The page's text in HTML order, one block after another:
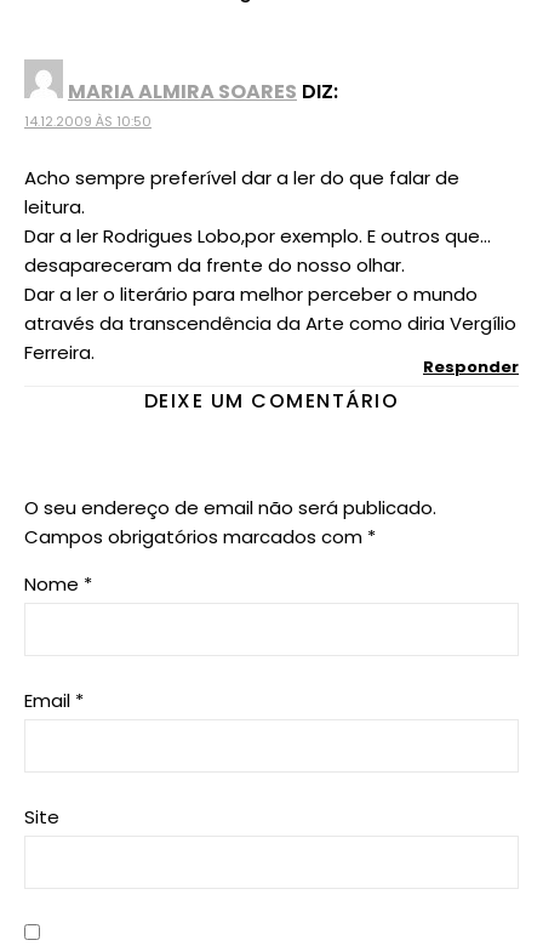
MARIA ALMIRA SOARES DIZ:
14.12.2009 ÀS 10:50
Acho sempre preferível dar a ler do que falar de
leitura.
Dar a ler Rodrigues Lobo,por exemplo. E outros que…
desapareceram da frente do nosso olhar.
Dar a ler o literário para melhor perceber o mundo
através da transcendência da Arte como diria Vergílio
Ferreira.
Responder
DEIXE UM COMENTÁRIO
O seu endereço de email não será publicado.
Campos obrigatórios marcados com *
Nome *
Email *
Site